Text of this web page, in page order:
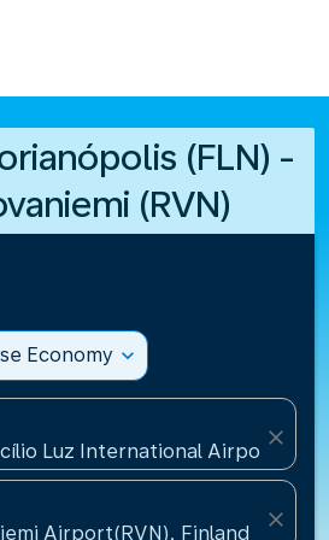
(FLN) -
(RVN)
Economy expand_more
Luz International
close
Airport(RVN), Finland
close